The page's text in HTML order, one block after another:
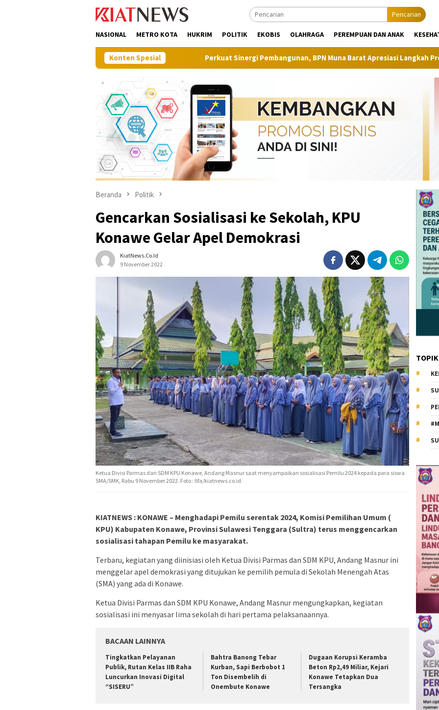
Pencarian
NASIONAL METRO KOTA HUKRIM POLITIK EKOBIS OLAHRAGA PEREMPUAN DAN ANAK
Konten SpesialPerkuat Sinergi Pembangunan, BPN Muna Barat Apresiasi Langkah Proaktif Dinas Perkim
Beranda Politik
Gencarkan Sosialisasi ke Sekolah, KPU
Konawe Gelar Apel Demokrasi
KiatNews.co.id
9 November 2022
Ketua Divisi Parmas dan SDM KPU Konawe, Andang Masnur saat menyampaikan sosialisasi Pemilu 2024 kepada para siswa
SMA/SMK, Rabu 9 November 2022. Foto : Ilfa/kiatnews.co.id.
KIATNEWS : KONAWE – Menghadapi Pemilu serentak 2024, Komisi Pemilihan Umum (
KPU) Kabupaten Konawe, Provinsi Sulawesi Tenggara (Sultra) terus menggencarkan
sosialisasi tahapan Pemilu ke masyarakat.
Terbaru, kegiatan yang diinisiasi oleh Ketua Divisi Parmas dan SDM KPU, Andang Masnur ini
menggelar apel demokrasi yang ditujukan ke pemilih pemula di Sekolah Menengah Atas
(SMA) yang ada di Konawe.
Ketua Divisi Parmas dan SDM KPU Konawe, Andang Masnur mengungkapkan, kegiatan
sosialisasi ini menyasar lima sekolah di hari pertama pelaksanaannya.
BACAAN LAINNYA
Tingkatkan Pelayanan
Publik, Rutan Kelas IIB Raha
Luncurkan Inovasi Digital
“SISERU”
Bahtra Banong Tebar
Kurban, Sapi Berbobot 1
Ton Disembelih di
Onembute Konawe
Dugaan Korupsi Keramba
Beton Rp2,49 Miliar, Kejari
Konawe Tetapkan Dua
Tersangka